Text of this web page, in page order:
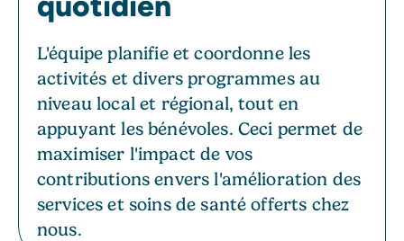
L'équipe planifie et coordonne les
activités et divers programmes au
niveau local et régional, tout en
appuyant les bénévoles. Ceci permet de
maximiser l'impact de vos
contributions envers l'amélioration des
services et soins de santé offerts chez
nous.